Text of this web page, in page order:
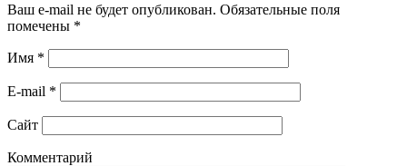
Ваш e-mail не будет опубликован. Обязательные поля
помечены *
Имя *
E-mail *
Сайт
Комментарий